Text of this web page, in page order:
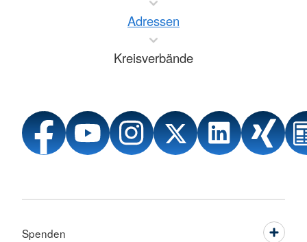
Adressen
Kreisverbände
Spenden